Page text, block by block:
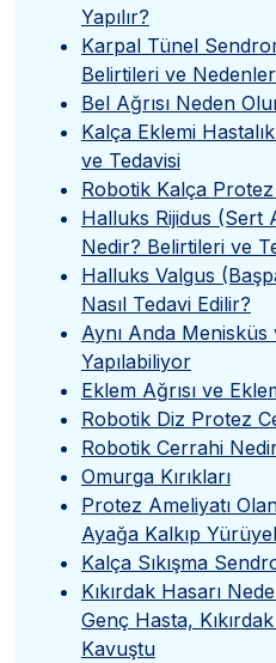
Yapılır?
Karpal Tünel
Belirtileri ve
Bel Ağrısı Neden
Kalça Eklemi
ve Tedavisi
Robotik Kalça
Halluks Rijidus (Sert
Nedir? Belirtileri ve
Halluks Valgus
Nasıl Tedavi Edilir?
Aynı Anda Menisküs
Yapılabiliyor
Eklem Ağrısı ve
Robotik Diz Protez
Robotik Cerrahi
Omurga Kırıkları
Protez Ameliyatı
Ayağa Kalkıp
Kalça Sıkışma
Kıkırdak Hasarı
Genç Hasta,
Kavuştu